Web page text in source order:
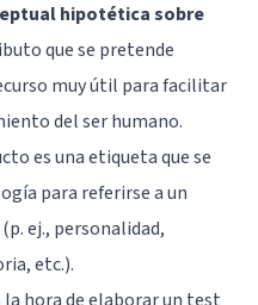
hipotética sobre
que se pretende
muy útil para facilitar
del ser humano.
es una etiqueta que se
para referirse a un
ej., personalidad,
etc.).